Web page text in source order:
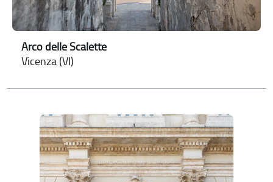
Arco delle Scalette
Vicenza (VI)